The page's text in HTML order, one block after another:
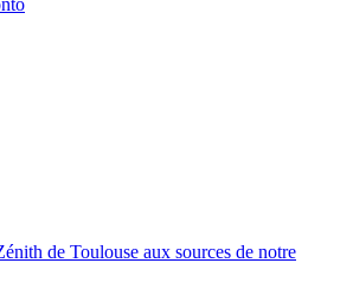
de Toulouse aux sources de notre